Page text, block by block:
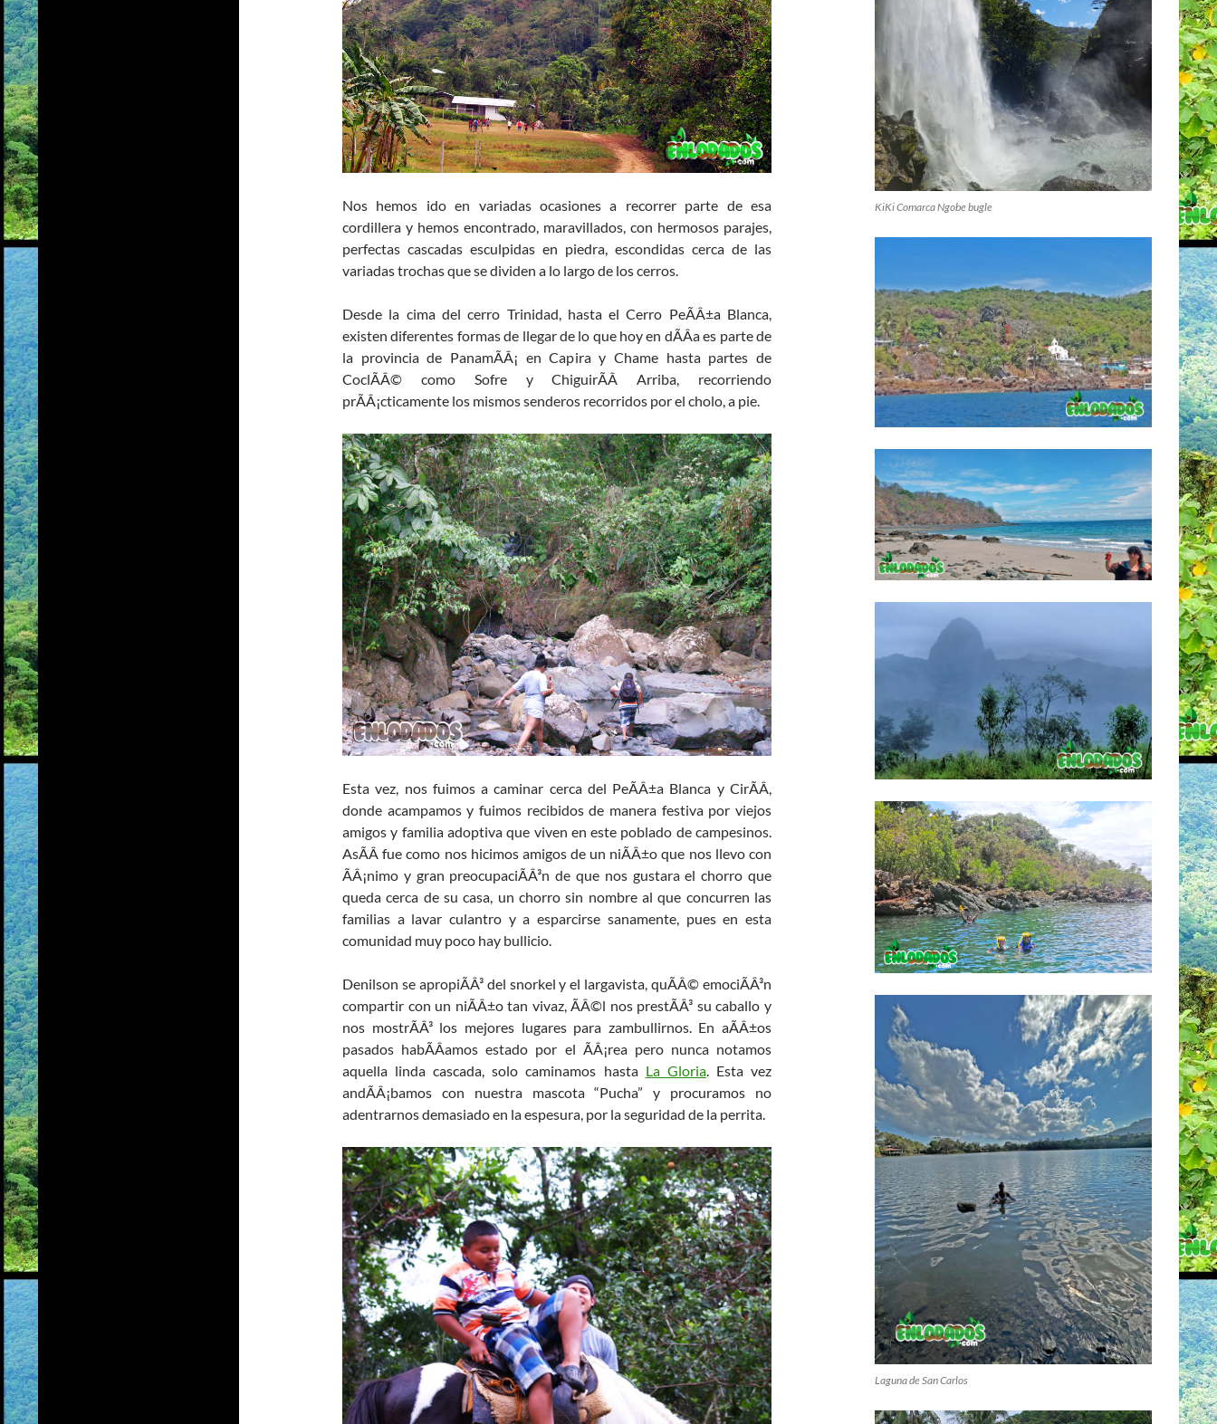
Nos hemos ido en variadas ocasiones a recorrer parte de esa
cordillera y hemos encontrado, maravillados, con hermosos parajes,
perfectas cascadas esculpidas en piedra, escondidas cerca de las
variadas trochas que se dividen a lo largo de los cerros.
Desde la cima del cerro Trinidad, hasta el Cerro PeÃÂ±a Blanca,
existen diferentes formas de llegar de lo que hoy en dÃÂ­a es parte de
la provincia de PanamÃÂ¡ en Capira y Chame hasta partes de
CoclÃÂ© como Sofre y ChiguirÃÂ­ Arriba, recorriendo
prÃÂ¡cticamente los mismos senderos recorridos por el cholo, a pie.
Esta vez, nos fuimos a caminar cerca del PeÃÂ±a Blanca y CirÃÂ­,
donde acampamos y fuimos recibidos de manera festiva por viejos
amigos y familia adoptiva que viven en este poblado de campesinos.
AsÃÂ­ fue como nos hicimos amigos de un niÃÂ±o que nos llevo con
ÃÂ¡nimo y gran preocupaciÃÂ³n de que nos gustara el chorro que
queda cerca de su casa, un chorro sin nombre al que concurren las
familias a lavar culantro y a esparcirse sanamente, pues en esta
comunidad muy poco hay bullicio.
Denilson se apropiÃÂ³ del snorkel y el largavista, quÃÂ© emociÃÂ³n
compartir con un niÃÂ±o tan vivaz, ÃÂ©l nos prestÃÂ³ su caballo y
nos mostrÃÂ³ los mejores lugares para zambullirnos. En aÃÂ±os
pasados habÃÂ­amos estado por el ÃÂ¡rea pero nunca notamos
aquella linda cascada, solo caminamos hasta La Gloria. Esta vez
andÃÂ¡bamos con nuestra mascota “Pucha” y procuramos no
adentrarnos demasiado en la espesura, por la seguridad de la perrita.
KiKi Comarca Ngobe bugle
Laguna de San Carlos